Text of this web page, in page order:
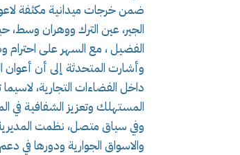
ضمن خرجات ميدانية مكثفة لاعوان
الجير، عين الترك ووهران وسط،
الفضيل ، مع السهر على احترام
وأشارت المتحدثة إلى أن أعوان
داخل الفضاءات التجارية،
المستهلك وتعزيز الشفافية في
وفي سياق متصل، نظمت
والاسواق الجوارية ودورها في